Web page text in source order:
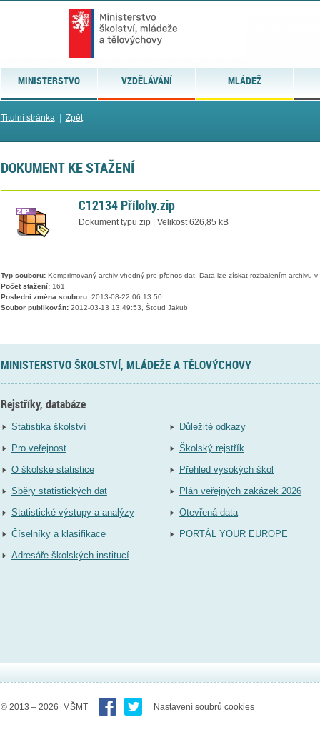
MINISTERSTVO VZDĚLÁVÁNÍ MLÁDEŽ
Titulní stránka| Zpět
DOKUMENT KE STAŽENÍ
C12134 Přílohy.zip
Dokument typu zip | Velikost 626,85 kB
Typ souboru:Komprimovaný archiv vhodný pro přenos dat. Data lze získat rozbalením archivu
Počet stažení:161
Poslední změna souboru:2013-08-22 06:13:50
Soubor publikován:2012-03-13 13:49:53, Štoud Jakub
MINISTERSTVO ŠKOLSTVÍ, MLÁDEŽE A TĚLOVÝCHOVY
Rejstříky, databáze
Statistika školství
Pro veřejnost
O školské statistice
Sběry statistických dat
Statistické výstupy a analýzy
Číselníky a klasifikace
Adresáře školských institucí
Důležité odkazy
Školský rejstřík
Přehled vysokých škol
Plán veřejných zakázek 2026
Otevřená data
PORTÁL YOUR EUROPE
© 2013 – 2026 MŠMT Nastavení soubrů cookies